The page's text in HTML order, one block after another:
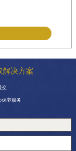
解决方案
交
保养服务